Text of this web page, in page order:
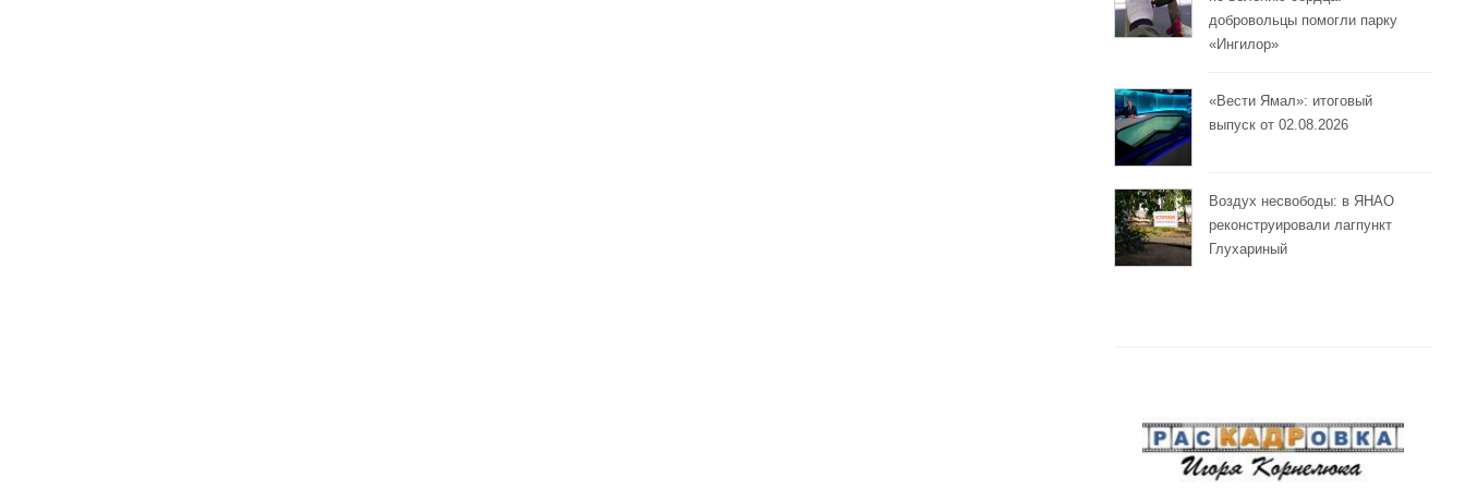
добровольцы помогли парку
«Ингилор»
«Вести Ямал»: итоговый
выпуск от 02.08.2026
Воздух несвободы: в ЯНАО
реконструировали лагпункт
Глухариный